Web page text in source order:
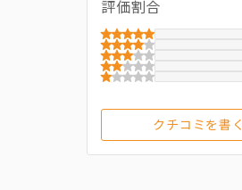
評価割合
クチコミを書く